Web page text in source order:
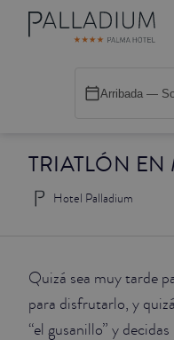
TRIATLÓN
Hotel Palladium
Quizá sea muy tarde
para disfrutarlo, y
“el gusanillo” y
Arribada —
INDIVIDUAL BALCÓ
DOBLE RED
DOBLE WHITE